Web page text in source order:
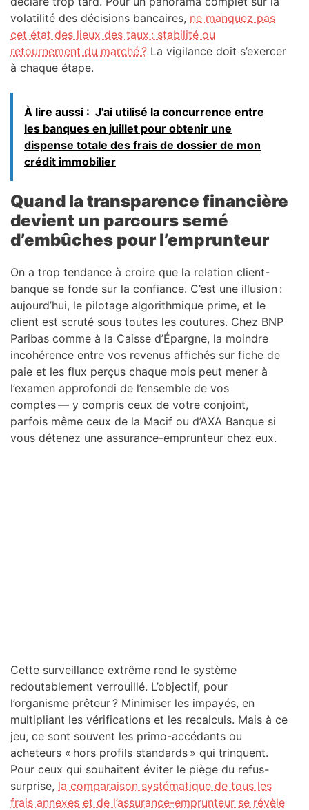
volatilité des décisions bancaires, ne manquez pas
cet état des lieux des taux : stabilité ou
retournement du marché ? La vigilance doit s’exercer
à chaque étape.
À lire aussi : J'ai utilisé la concurrence entre
les banques en juillet pour obtenir une
dispense totale des frais de dossier de mon
crédit immobilier
Quand la transparence financière
devient un parcours semé
d’embûches pour l’emprunteur
On a trop tendance à croire que la relation client-
banque se fonde sur la confiance. C’est une illusion :
aujourd’hui, le pilotage algorithmique prime, et le
client est scruté sous toutes les coutures. Chez BNP
Paribas comme à la Caisse d’Épargne, la moindre
incohérence entre vos revenus affichés sur fiche de
paie et les flux perçus chaque mois peut mener à
l’examen approfondi de l’ensemble de vos
comptes — y compris ceux de votre conjoint,
parfois même ceux de la Macif ou d’AXA Banque si
vous détenez une assurance-emprunteur chez eux.
Cette surveillance extrême rend le système
redoutablement verrouillé. L’objectif, pour
l’organisme prêteur ? Minimiser les impayés, en
multipliant les vérifications et les recalculs. Mais à ce
jeu, ce sont souvent les primo-accédants ou
acheteurs « hors profils standards » qui trinquent.
Pour ceux qui souhaitent éviter le piège du refus-
surprise, la comparaison systématique de tous les
frais annexes et de l’assurance-emprunteur se révèle